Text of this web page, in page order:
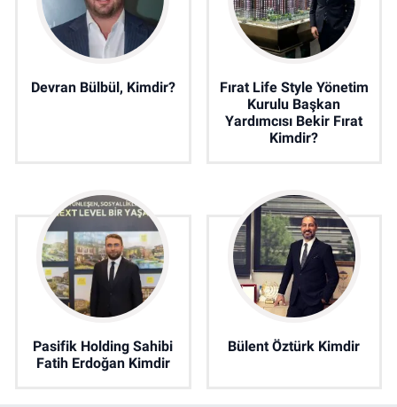
Devran Bülbül, Kimdir?
Fırat Life Style Yönetim
Kurulu Başkan
Yardımcısı Bekir Fırat
Kimdir?
Pasifik Holding Sahibi
Fatih Erdoğan Kimdir
Bülent Öztürk Kimdir